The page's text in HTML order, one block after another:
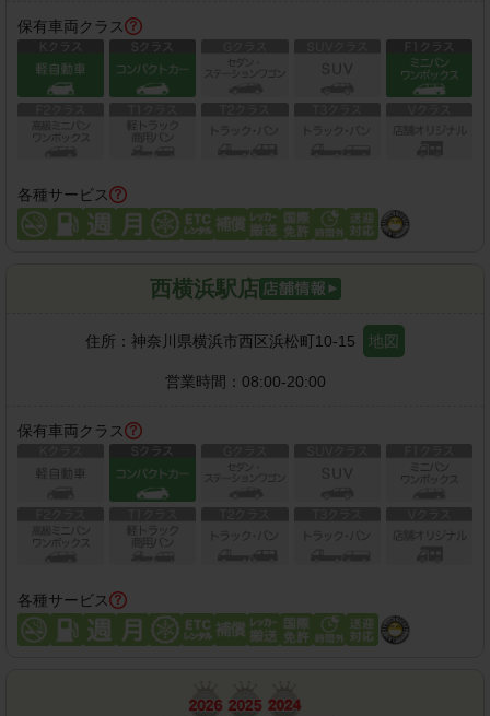
保有車両クラス
各種サービス
西横浜駅店
住所： 神奈川県横浜市西区浜松町10-15 地図
営業時間： 08:00-20:00
保有車両クラス
各種サービス